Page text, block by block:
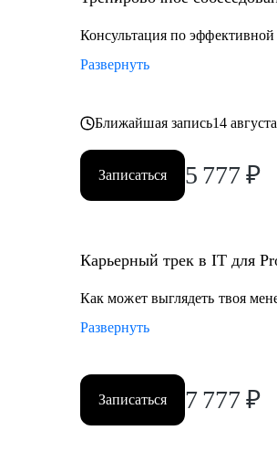
• Разобраться что делать в
• Junior и Middle проджектам,
• Руководителям разных
распределенной командой
Консультация по
Развернуть
Ближайшая запись14
Записаться 5 777 ₽
Карьерный трек в IT для
Как может выглядеть твоя
Развернуть
Записаться 7 777 ₽